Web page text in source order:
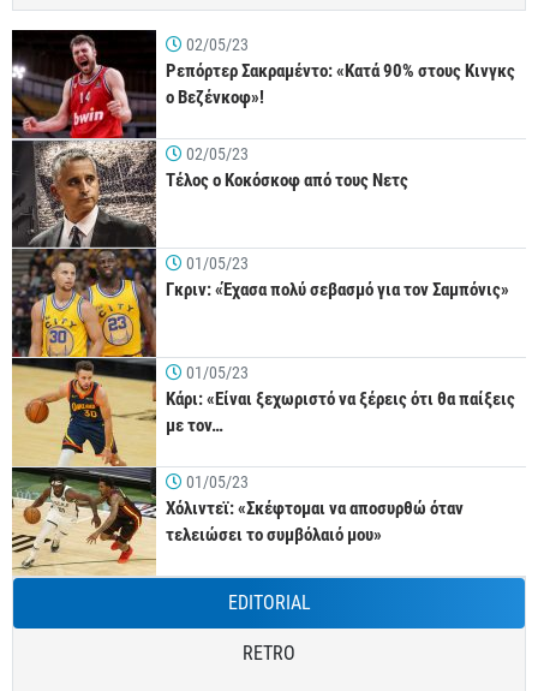
02/05/23
Ρεπόρτερ Σακραμέντο: «Κατά 90% στους Κινγκς
ο Βεζένκοφ»!
02/05/23
Τέλος ο Κοκόσκοφ από τους Νετς
01/05/23
Γκριν: «Έχασα πολύ σεβασμό για τον Σαμπόνις»
01/05/23
Κάρι: «Είναι ξεχωριστό να ξέρεις ότι θα παίξεις
με τον…
01/05/23
Χόλιντεϊ: «Σκέφτομαι να αποσυρθώ όταν
τελειώσει το συμβόλαιό μου»
EDITORIAL
RETRO